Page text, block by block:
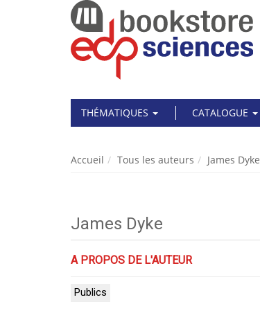
THÉMATIQUES
CATALOGUE
Accueil Tous les auteurs James Dyke
James Dyke
A PROPOS DE L'AUTEUR
Publics